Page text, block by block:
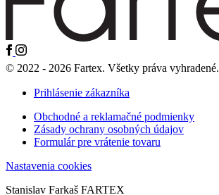
© 2022 - 2026 Fartex. Všetky práva vyhradené.
Prihlásenie zákazníka
Obchodné a reklamačné podmienky
Zásady ochrany osobných údajov
Formulár pre vrátenie tovaru
Nastavenia cookies
Stanislav Farkaš FARTEX